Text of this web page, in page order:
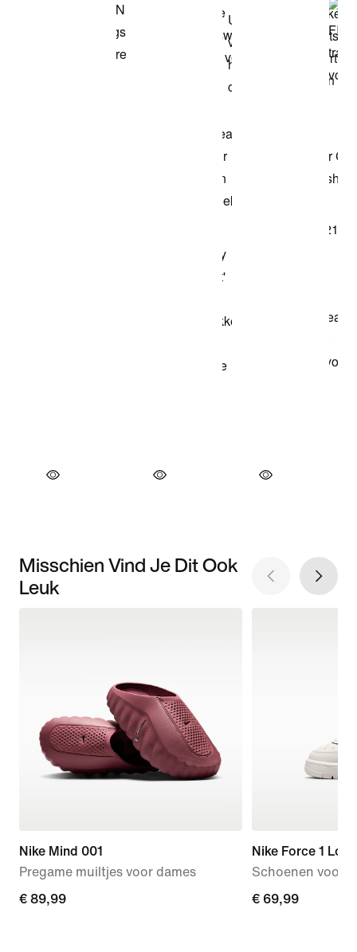
Misschien Vind Je Dit Ook
Leuk
Nike Mind 001
Pregame muiltjes voor dames
€ 89,99
€ 89,99
Nike Force 1 Low
Schoenen voor
€ 69,99
€ 69,99